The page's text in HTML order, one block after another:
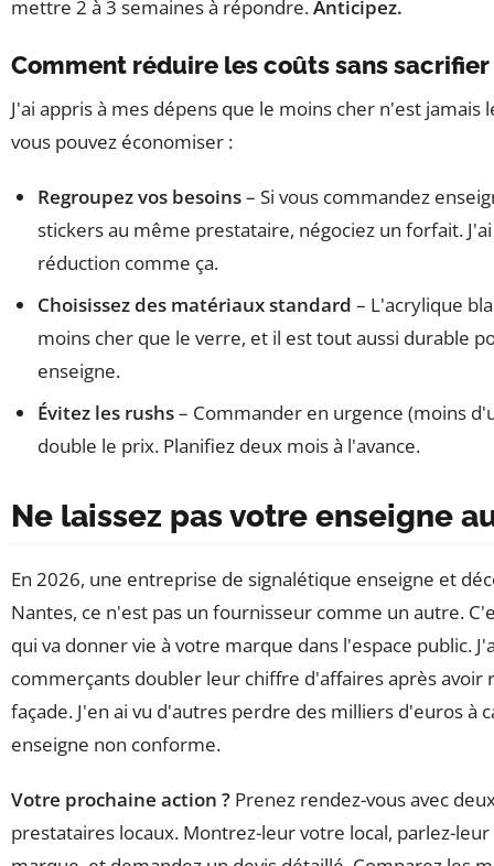
mettre 2 à 3 semaines à répondre.Anticipez.
Comment réduire les coûts sans
J'ai appris à mes dépens que le moins cher n'est jamais
vous pouvez économiser :
Regroupez vos besoins– Si vous commandez
stickers au même prestataire, négociez un forfait.
réduction comme ça.
Choisissez des matériaux standard – L'acrylique
moins cher que le verre, et il est tout aussi durable
enseigne.
Évitez les rushs– Commander en urgence (moins
double le prix. Planifiez deux mois à l'avance.
Ne laissez pas votre enseigne
En 2026, une entreprise de signalétique enseigne et
Nantes, ce n'est pas un fournisseur comme un autre.
qui va donner vie à votre marque dans l'espace public.
commerçants doubler leur chiffre d'affaires après avoir
façade. J'en ai vu d'autres perdre des milliers d'euros à
enseigne non conforme.
Votre prochaine action ? Prenez rendez-vous avec
prestataires locaux. Montrez-leur votre local, parlez-